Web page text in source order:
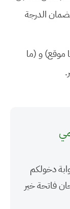
الآخر) لضمان الدرجة
موقع) و (ما
دخولكم
فاتحة خير